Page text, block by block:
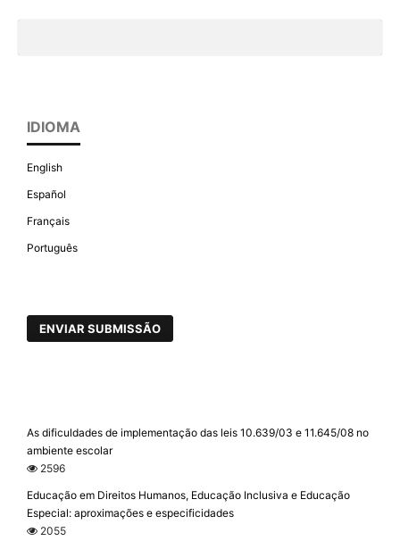
IDIOMA
English
Español
Français
Português
ENVIAR SUBMISSÃO
As dificuldades de implementação das leis 10.639/03 e 11.645/08 no
ambiente escolar
2596
Educação em Direitos Humanos, Educação Inclusiva e Educação
Especial: aproximações e especificidades
2055